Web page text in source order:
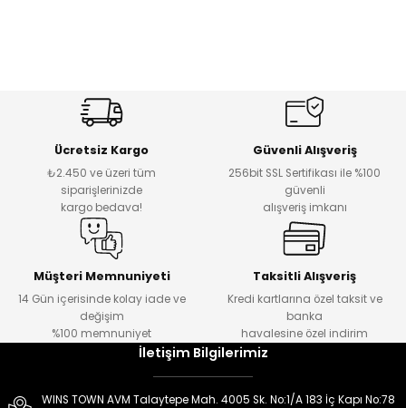
Ücretsiz Kargo
₺2.450 ve üzeri tüm
siparişlerinizde
kargo bedava!
Güvenli Alışveriş
256bit SSL Sertifikası ile %100
güvenli
alışveriş imkanı
Müşteri Memnuniyeti
14 Gün içerisinde kolay iade ve
değişim
%100 memnuniyet
Taksitli Alışveriş
Kredi kartlarına özel taksit ve
banka
havalesine özel indirim
İletişim Bilgilerimiz
WINS TOWN AVM Talaytepe Mah. 4005 Sk. No:1/A 183 İç Kapı No:78